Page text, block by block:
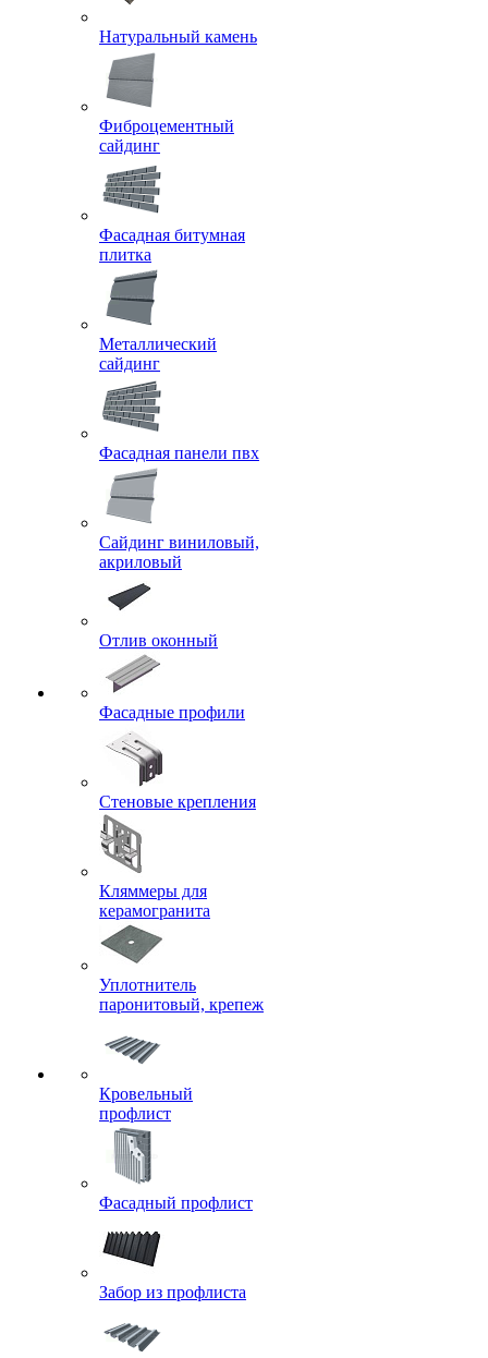
Натуральный камень
Фиброцементный
сайдинг
Фасадная битумная
плитка
Металлический
сайдинг
Фасадная панели пвх
Сайдинг виниловый,
акриловый
Отлив оконный
Фасадные профили
Стеновые крепления
Кляммеры для
керамогранита
Уплотнитель
паронитовый, крепеж
Кровельный
профлист
Фасадный профлист
Забор из профлиста